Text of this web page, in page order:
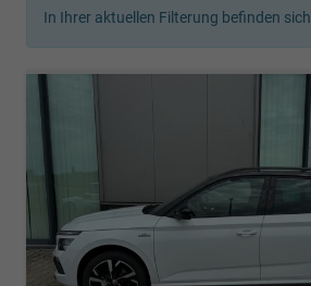
In Ihrer aktuellen Filterung befinden sich